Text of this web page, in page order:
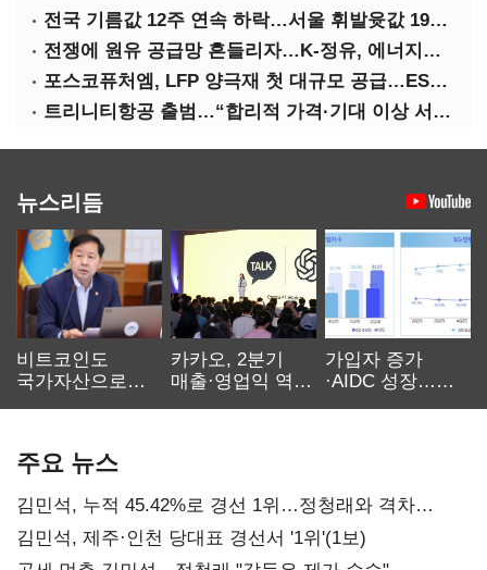
전국 기름값 12주 연속 하락…서울 휘발윳값 1909원
전쟁에 원유 공급망 흔들리자…K-정유, 에너지안보 핵심으로 재부상
포스코퓨처엠, LFP 양극재 첫 대규모 공급…ESS 시장 공략
트리니티항공 출범…“합리적 가격·기대 이상 서비스로 승부”
뉴스리듬
비트코인도
국가자산으로…'
카카오, 2분기
매출·영업익 역대
가입자 증가
·AIDC 성장…
주요 뉴스
김민석, 누적 45.42%로 경선 1위…정청래와 격차
0.86%p(2보)
김민석, 제주·인천 당대표 경선서 '1위'(1보)